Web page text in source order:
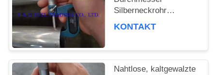
Silberneckrohr
kaltgewalzt
KONTAKT
Nahtlose, kaltgewalzte